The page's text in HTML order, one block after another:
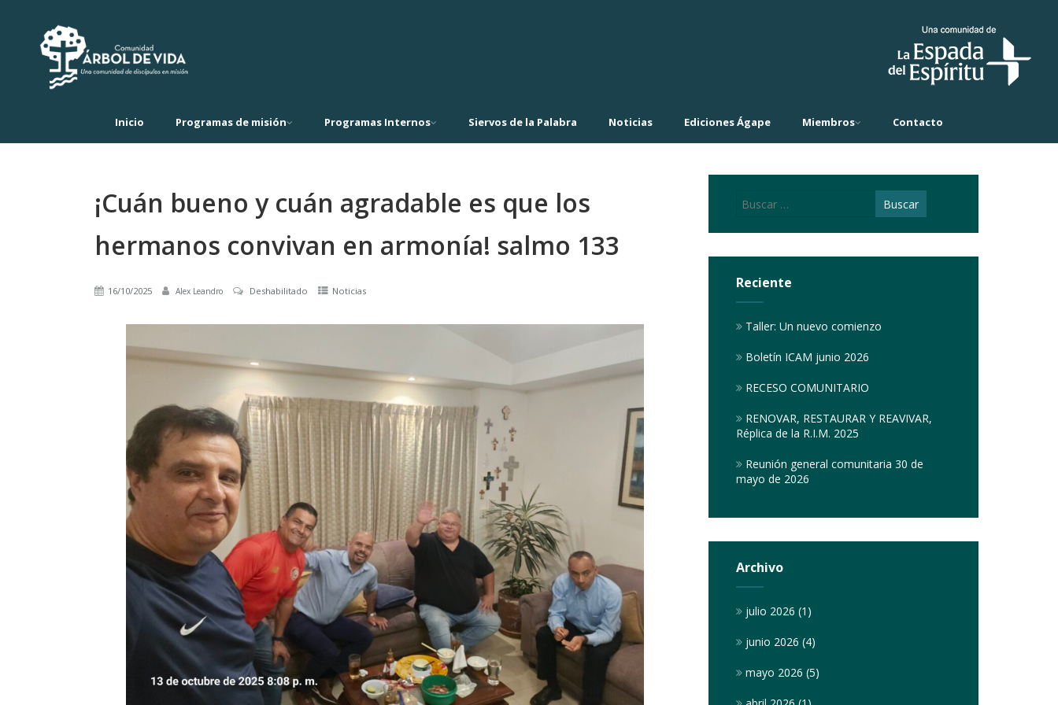
Inicio Programas de misión Programas Internos Siervos de la Palabra Noticias Ediciones Ágape Miembros Contacto
¡Cuán bueno y cuán agradable es que los
hermanos convivan en armonía! salmo 133
16/10/2025 Alex Leandro Deshabilitado Noticias Reciente
Taller: Un nuevo comienzo
Boletín ICAM junio 2026
RECESO COMUNITARIO
RENOVAR, RESTAURAR Y REAVIVAR,
Réplica de la R.I.M. 2025
Reunión general comunitaria 30 de
mayo de 2026
Archivo
julio 2026 (1)
junio 2026 (4)
mayo 2026 (5)